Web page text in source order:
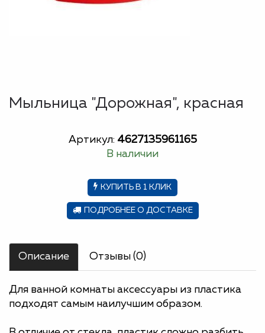
Мыльница "Дорожная", красная
Артикул: 4627135961165
В наличии
КУПИТЬ В 1 КЛИК
ПОДРОБНЕЕ О ДОСТАВКЕ
Описание Отзывы (0)
Для ванной комнаты аксессуары из пластика
подходят самым наилучшим образом.